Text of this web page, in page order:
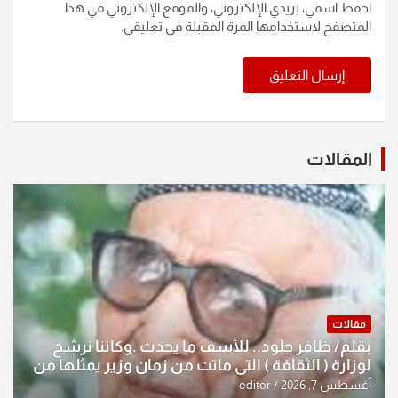
احفظ اسمي، بريدي الإلكتروني، والموقع الإلكتروني في هذا
المتصفح لاستخدامها المرة المقبلة في تعليقي.
المقالات
مقالات
بقلم/ ظافر جلود.. للأسف ما يحدث .وكاننا نرشح
لوزارة ( الثقافة ) التي ماتت من زمان وزير يمثلها من
النخبة والإرث العظيم للثقافة العراقية..
أغسطس 7, 2026 editor